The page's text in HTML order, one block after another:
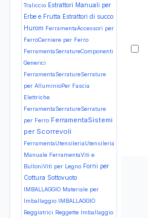
Traliccio Estrattori Manuali per
Erbe e Frutta Estrattori di succo
Hurom FerramentaAccessori per
FerroCerniere per Ferro
FerramentaSerratureComponenti
Generici
FerramentaSerratureSerrature
per AlluminioPer Fascia
Elettriche
FerramentaSerratureSerrature
per Ferro FerramentaSistemi
per Scorrevoli
FerramentaUtensileriaUtensileria
Manuale FerramentaViti e
BulloniViti per Legno Forni per
Cottura Sottovuoto
IMBALLAGGIO Materiale per
Imballaggio IMBALLAGGIO
Reggiatrici Reggette Imballaggio